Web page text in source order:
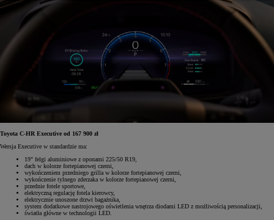
Toyota C-HR Executive od 167 900 zł
Wersja Executive w standardzie ma:
19" felgi aluminiowe z oponami 225/50 R19,
dach w kolorze fortepianowej czerni,
wykończeniem przedniego grilla w kolorze fortepianowej czerni,
wykończenie tylnego zderzaka w kolorze fortepianowej czerni,
przednie fotele sportowe,
elektryczną regulację fotela kierowcy,
elektrycznie unoszone drzwi bagażnika,
system dodatkowe nastrojowego oświetlenia wnętrza diodami LED z możliwością personalizacji,
światła główne w technologii LED.